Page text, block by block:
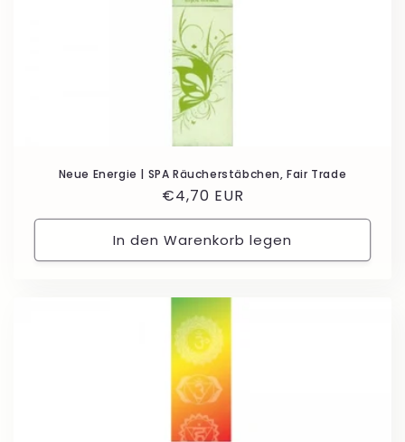
Neue Energie | SPA Räucherstäbchen, Fair Trade
Normaler
Preis
€4,70 EUR
In den Warenkorb legen